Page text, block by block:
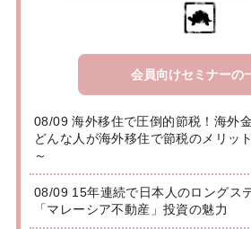
会員向けセミナーの
08/09 海外移住で圧倒的節税！海外
どんな人が海外移住で節税のメリッ
～
08/09 15年連続で日本人のロングス
「マレーシア不動産」投資の魅力